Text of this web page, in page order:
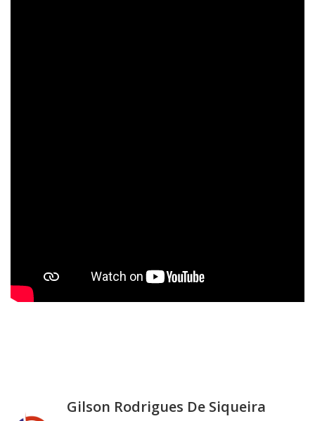
Gilson Rodrigues De Siqueira